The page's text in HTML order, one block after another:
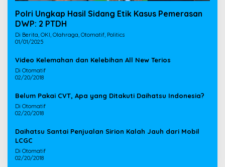
Polri Ungkap Hasil Sidang Etik Kasus Pemerasan
DWP: 2 PTDH
Di Berita, OKI, Olahraga, Otomatif, Politics
01/01/2025
Video Kelemahan dan Kelebihan All New Terios
Di Otomatif
02/20/2018
Belum Pakai CVT, Apa yang Ditakuti Daihatsu Indonesia?
Di Otomatif
02/20/2018
Daihatsu Santai Penjualan Sirion Kalah Jauh dari Mobil
LCGC
Di Otomatif
02/20/2018